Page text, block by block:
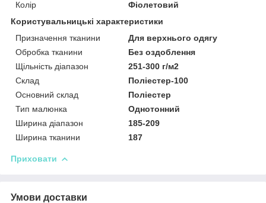
Колір
Фіолетовий
Користувальницькі характеристики
Призначення тканини
Для верхнього одягу
Обробка тканини
Без оздоблення
Щільність діапазон
251-300 г/м2
Склад
Поліестер-100
Основний склад
Поліестер
Тип малюнка
Однотонний
Ширина діапазон
185-209
Ширина тканини
187
Приховати
Умови доставки